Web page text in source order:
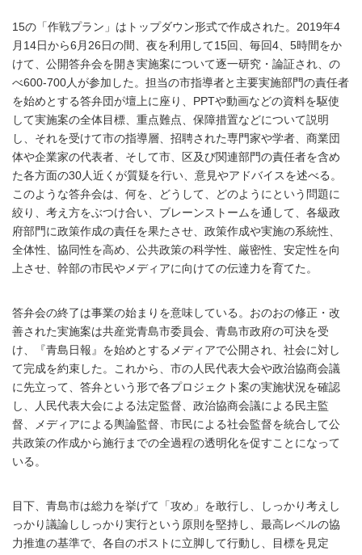
15の「作戦プラン」はトップダウン形式で作成された。2019年4
月14日から6月26日の間、夜を利用して15回、毎回4、5時間をか
けて、公開答弁会を開き実施案について逐一研究・論証され、の
べ600-700人が参加した。担当の市指導者と主要実施部門の責任者
を始めとする答弁団が壇上に座り、PPTや動画などの資料を駆使
して実施案の全体目標、重点難点、保障措置などについて説明
し、それを受けて市の指導層、招聘された専門家や学者、商業団
体や企業家の代表者、そして市、区及び関連部門の責任者を含め
た各方面の30人近くが質疑を行い、意見やアドバイスを述べる。
このような答弁会は、何を、どうして、どのようにという問題に
絞り、考え方をぶつけ合い、ブレーンストームを通して、各級政
府部門に政策作成の責任を果たさせ、政策作成や実施の系統性、
全体性、協同性を高め、公共政策の科学性、厳密性、安定性を向
上させ、幹部の市民やメディアに向けての伝達力を育てた。
答弁会の終了は事業の始まりを意味している。おのおの修正・改
善された実施案は共産党青島市委員会、青島市政府の可決を受
け、『青島日報』を始めとするメディアで公開され、社会に対し
て完成を約束した。これから、市の人民代表大会や政治協商会議
に先立って、答弁という形で各プロジェクト案の実施状況を確認
し、人民代表大会による法定監督、政治協商会議による民主監
督、メディアによる輿論監督、市民による社会監督を統合して公
共政策の作成から施行までの全過程の透明化を促すことになって
いる。
目下、青島市は総力を挙げて「攻め」を敢行し、しっかり考えし
っかり議論ししっかり実行という原則を堅持し、最高レベルの協
力推進の基準で、各自のポストに立脚して行動し、目標を見定